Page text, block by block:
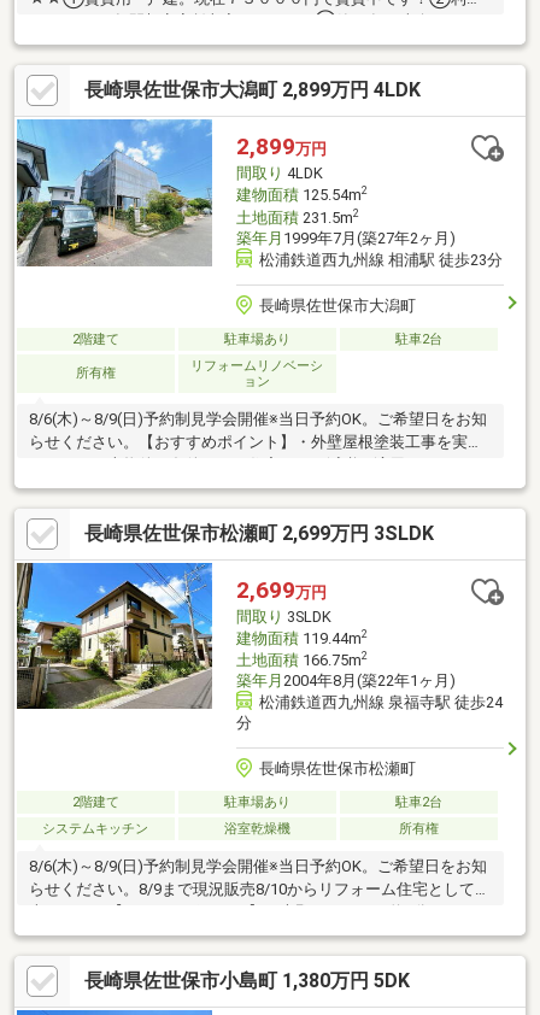
ても明るい立地です♪④2台駐車可能です！◆佐世保市立相浦西小
学校 / 佐世保市立相浦中学校お気軽にお問合せください（＾＾
♪
長崎県佐世保市大潟町 2,899万円 4LDK
2,899万円
間取り 4LDK
建物面積125.54m2
土地面積231.5m2
築年月 1999年7月(築27年2ヶ月)
松浦鉄道西九州線 相浦駅 徒歩23分
長崎県佐世保市大潟町
2階建て 駐車場あり 駐車2台
所有権
リフォームリノベーシ
ョン
8/6(木)～8/9(日)予約制見学会開催※当日予約OK。ご希望日をお知
らせください。【おすすめポイント】・外壁屋根塗装工事を実施
す。・シロアリ防除工事施工後5年間保証・お客様に合わせたロー
ンの組み方や金融機関をご提案。住宅ローンが初めての方でもお
気軽にご相談ください【周辺施設】・相浦西小学校約1800ｍ（徒
歩約23分）・日野中学校約2100ｍ（徒歩約27分/自転車約9分）・
マルキョウ日野店店様約2600ｍ（徒歩約33分/車約6分）・ファミ
リーマート佐世保大潟店店様約700ｍ（徒歩約9分
長崎県佐世保市松瀬町 2,699万円 3SLDK
2,699万円
間取り 3SLDK
建物面積119.44m2
土地面積166.75m2
築年月 2004年8月(築22年1ヶ月)
松浦鉄道西九州線 泉福寺駅 徒歩24
分
長崎県佐世保市松瀬町
2階建て 駐車場あり
駐車2台
システムキッチン
浴室乾燥機 所有権
8/6(木)～8/9(日)予約制見学会開催※当日予約OK。ご希望日をお知
らせください。8/9まで現況販売8/10からリフォーム住宅として販
お客様に合わせたローンの組み方や金融機関をご提案。住宅ロー
ンが初めての方でもお気軽にご相談ください・リビング21帖で
広々です。・トイレは二か所です。【周辺施設】・マックスバリ
ュ池野店様 約600ｍ (徒歩約8分)・ドラッグストアモリ矢峰店
長崎県佐世保市小島町 1,380万円 5DK